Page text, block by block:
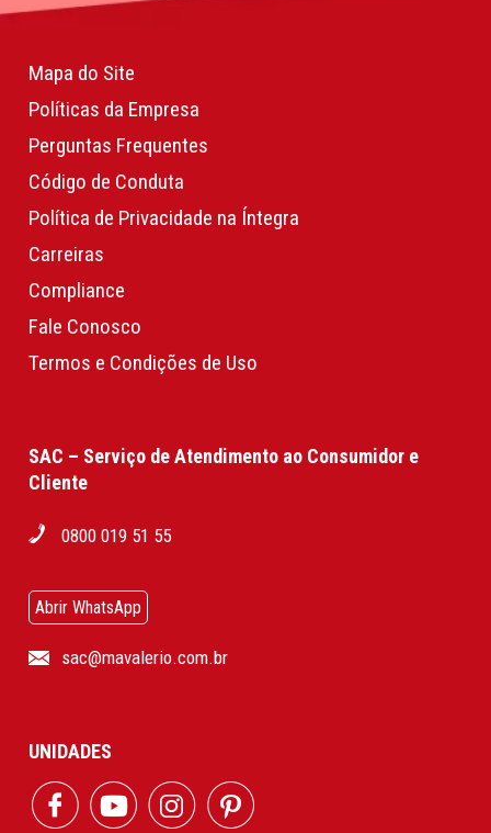
Mapa do Site
Políticas da Empresa
Perguntas Frequentes
Código de Conduta
Política de Privacidade na Íntegra
Carreiras
Compliance
Fale Conosco
Termos e Condições de Uso
SAC – Serviço de Atendimento ao Consumidor e
Cliente
0800 019 51 55
Abrir WhatsApp
sac@mavalerio.com.br
UNIDADES